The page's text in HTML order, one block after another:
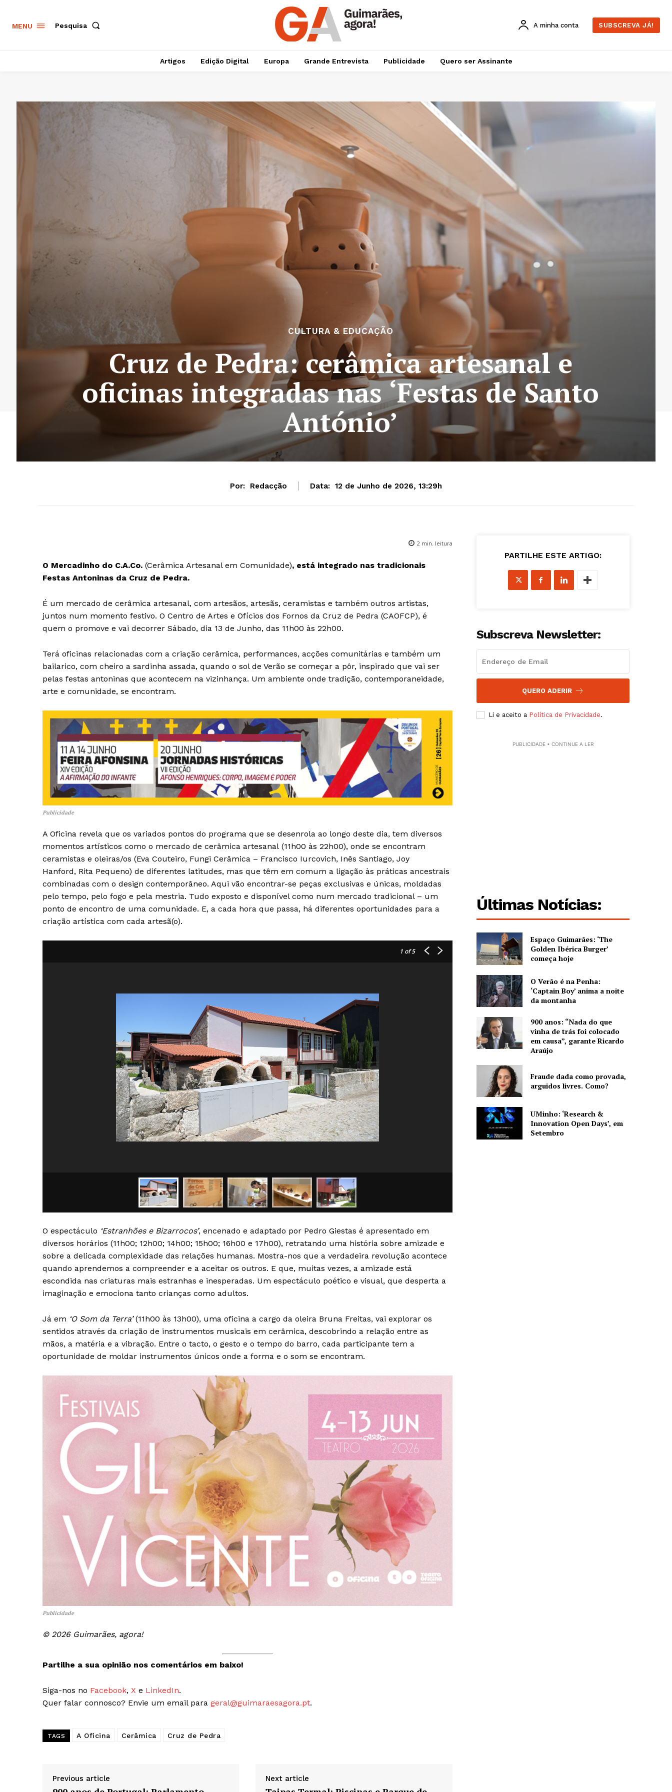
Guimarães, agora!
SUBSCREVA JÁ!
Institucional
Artigos
Edição Digital
Europa
Grande Entrevista
MENU Pesquisa A minha conta SUBSCREVA JÁ!
Artigos Edição Digital Europa Grande Entrevista Publicidade Quero ser Assinante
CULTURA & EDUCAÇÃO
Cruz de Pedra: cerâmica artesanal e
oficinas integradas nas ‘Festas de Santo
António’
Por: Redacção Data: 12 de Junho de 2026, 13:29h
2min. leitura
O Mercadinho do C.A.Co. (Cerâmica Artesanal em Comunidade), está integrado nas tradicionais
Festas Antoninas da Cruz de Pedra.
É um mercado de cerâmica artesanal, com artesãos, artesãs, ceramistas e também outros artistas,
juntos num momento festivo. O Centro de Artes e Ofícios dos Fornos da Cruz de Pedra (CAOFCP), é
quem o promove e vai decorrer Sábado, dia 13 de Junho, das 11h00 às 22h00.
Terá oficinas relacionadas com a criação cerâmica, performances, acções comunitárias e também um
bailarico, com cheiro a sardinha assada, quando o sol de Verão se começar a pôr, inspirado que vai ser
pelas festas antoninas que acontecem na vizinhança. Um ambiente onde tradição, contemporaneidade,
arte e comunidade, se encontram.
Publicidade
A Oficina revela que os variados pontos do programa que se desenrola ao longo deste dia, tem diversos
momentos artísticos como o mercado de cerâmica artesanal (11h00 às 22h00), onde se encontram
ceramistas e oleiras/os (Eva Couteiro, Fungi Cerâmica – Francisco Iurcovich, Inês Santiago, Joy
Hanford, Rita Pequeno) de diferentes latitudes, mas que têm em comum a ligação às práticas ancestrais
combinadas com o design contemporâneo. Aqui vão encontrar-se peças exclusivas e únicas, moldadas
pelo tempo, pelo fogo e pela mestria. Tudo exposto e disponível como num mercado tradicional – um
ponto de encontro de uma comunidade. E, a cada hora que passa, há diferentes oportunidades para a
criação artística com cada artesã(o).
1of 5
O espectáculo ‘Estranhões e Bizarrocos’, encenado e adaptado por Pedro Giestas é apresentado em
diversos horários (11h00; 12h00; 14h00; 15h00; 16h00 e 17h00), retratando uma história sobre amizade e
sobre a delicada complexidade das relações humanas. Mostra-nos que a verdadeira revolução acontece
quando aprendemos a compreender e a aceitar os outros. E que, muitas vezes, a amizade está
escondida nas criaturas mais estranhas e inesperadas. Um espectáculo poético e visual, que desperta a
imaginação e emociona tanto crianças como adultos.
Já em ‘O Som da Terra’(11h00 às 13h00), uma oficina a cargo da oleira Bruna Freitas, vai explorar os
sentidos através da criação de instrumentos musicais em cerâmica, descobrindo a relação entre as
mãos, a matéria e a vibração. Entre o tacto, o gesto e o tempo do barro, cada participante tem a
oportunidade de moldar instrumentos únicos onde a forma e o som se encontram.
Publicidade
© 2026 Guimarães, agora!
Partilhe a sua opinião nos comentários em baixo!
Siga-nos no Facebook, X e LinkedIn.
Quer falar connosco? Envie um email para geral@guimaraesagora.pt.
TAGS A Oficina Cerâmica Cruz de Pedra
Previous article Next article
PARTILHE ESTE ARTIGO:
Subscreva Newsletter:
QUERO ADERIR
Li e aceito a Política de Privacidade.
PUBLICIDADE • CONTINUE A LER
Últimas Notícias:
Espaço Guimarães: ‘The
Golden Ibérica Burger’
começa hoje
O Verão é na Penha:
‘Captain Boy’ anima a noite
da montanha
900 anos: “Nada do que
vinha de trás foi colocado
em causa”, garante Ricardo
Araújo
Fraude dada como provada,
arguidos livres. Como?
UMinho: ‘Research &
Innovation Open Days’, em
Setembro